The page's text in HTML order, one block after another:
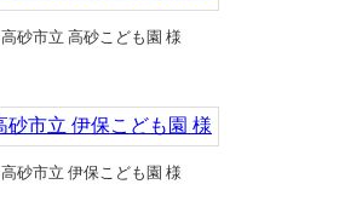
高砂市立 高砂こども園 様
高砂市立 伊保こども園 様